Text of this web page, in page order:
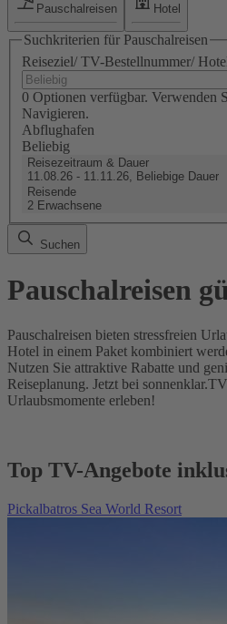
Pauschalreisen Hotel
Suchkriterien für Pauschalreisen
Reiseziel/ TV-Bestellnummer/
0 Optionen verfügbar. Verwenden
Navigieren.
Abflughafen
Beliebig
Reisezeitraum & Dauer
11.08.26 - 11.11.26, Beliebige Dauer
Reisende
2 Erwachsene
Suchen
Pauschalreisen
Pauschalreisen bieten stressfreien
Hotel in einem Paket kombiniert
Nutzen Sie attraktive Rabatte und
Reiseplanung. Jetzt bei
Urlaubsmomente erleben!
Top TV-Angebote
Pickalbatros Sea World Resort